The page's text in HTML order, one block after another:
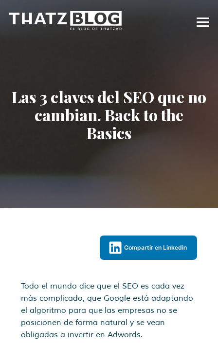
Las 3 claves del SEO que no
cambian. Back to the
Basics
Compartir en Linkedin
Todo el mundo dice que el SEO es cada vez
más complicado, que Google está adaptando
el algoritmo para que las empresas no se
posicionen de forma natural y se vean
obligadas a invertir en Adwords.